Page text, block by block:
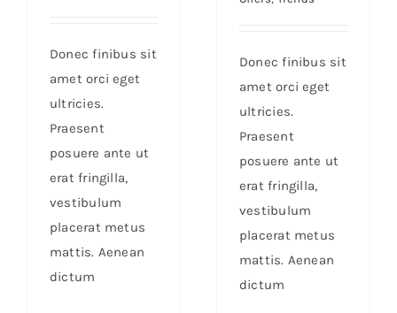
Donec finibus sit
amet orci eget
ultricies.
Praesent
posuere ante ut
erat fringilla,
vestibulum
placerat metus
mattis. Aenean
dictum
Donec finibus sit
amet orci eget
ultricies.
Praesent
posuere ante ut
erat fringilla,
vestibulum
placerat metus
mattis. Aenean
dictum